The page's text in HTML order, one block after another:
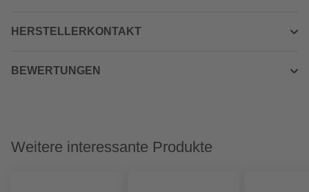
HERSTELLERKONTAKT
BEWERTUNGEN
Weitere interessante Produkte